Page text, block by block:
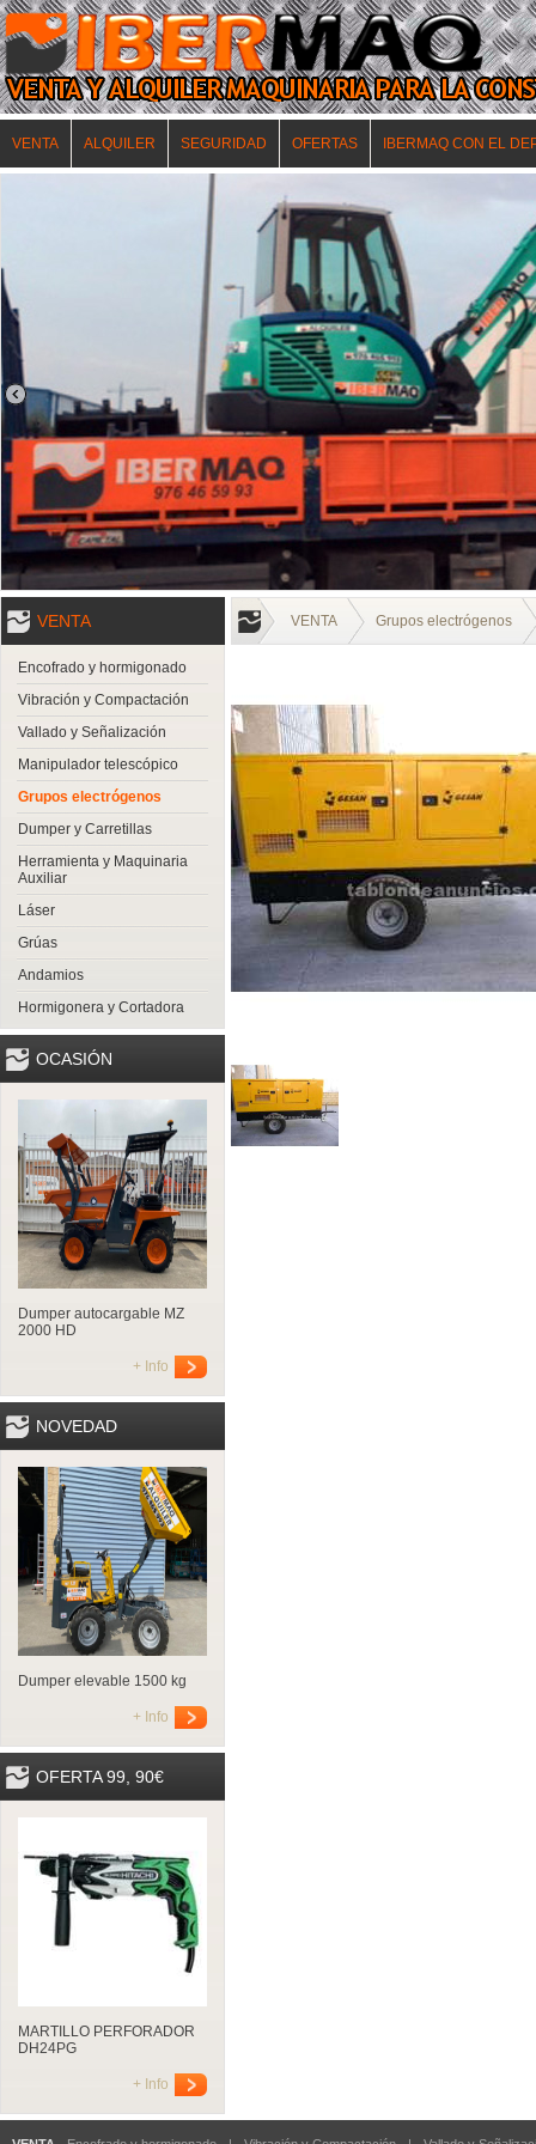
VENTA ALQUILER SEGURIDAD OFERTAS IBERMAQ CON EL
VENTA
Encofrado y hormigonado
Vibración y Compactación
Vallado y Señalización
Manipulador telescópico
Grupos electrógenos
Dumper y Carretillas
Herramienta y Maquinaria
Auxiliar
Láser
Grúas
Andamios
Hormigonera y Cortadora
OCASIÓN
Dumper autocargable MZ
2000 HD
+ Info
NOVEDAD
Dumper elevable 1500 kg
+ Info
OFERTA 99, 90€
MARTILLO PERFORADOR
DH24PG
+ Info
VENTA Grupos electrógenos